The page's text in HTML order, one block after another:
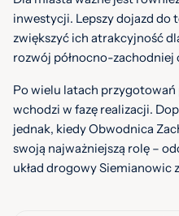
inwestycji. Lepszy dojazd do
zwiększyć ich atrakcyjność
rozwój północno-zachodniej
Po wielu latach
wchodzi w fazę realizacji.
jednak, kiedy Obwodnica
swoją najważniejszą rolę –
układ drogowy Siemianowic